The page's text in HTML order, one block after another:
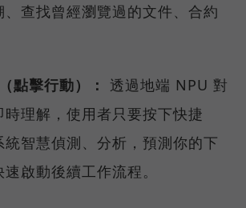
、查找曾經瀏覽過的文件、合約
點擊行動）： 透過地端 NPU 對
時理解，使用者只要按下快捷
統智慧偵測、分析，預測你的下
啟動後續工作流程。